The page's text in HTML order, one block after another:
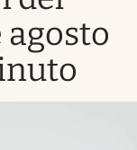
agosto